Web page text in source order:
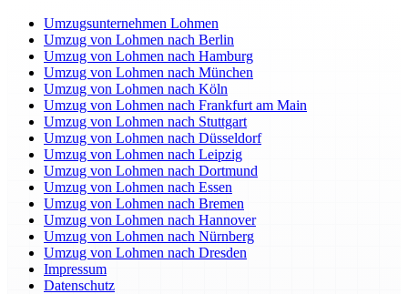
Umzugsunternehmen Lohmen
Umzug von Lohmen nach Berlin
Umzug von Lohmen nach Hamburg
Umzug von Lohmen nach München
Umzug von Lohmen nach Köln
Umzug von Lohmen nach Frankfurt am Main
Umzug von Lohmen nach Stuttgart
Umzug von Lohmen nach Düsseldorf
Umzug von Lohmen nach Leipzig
Umzug von Lohmen nach Dortmund
Umzug von Lohmen nach Essen
Umzug von Lohmen nach Bremen
Umzug von Lohmen nach Hannover
Umzug von Lohmen nach Nürnberg
Umzug von Lohmen nach Dresden
Impressum
Datenschutz